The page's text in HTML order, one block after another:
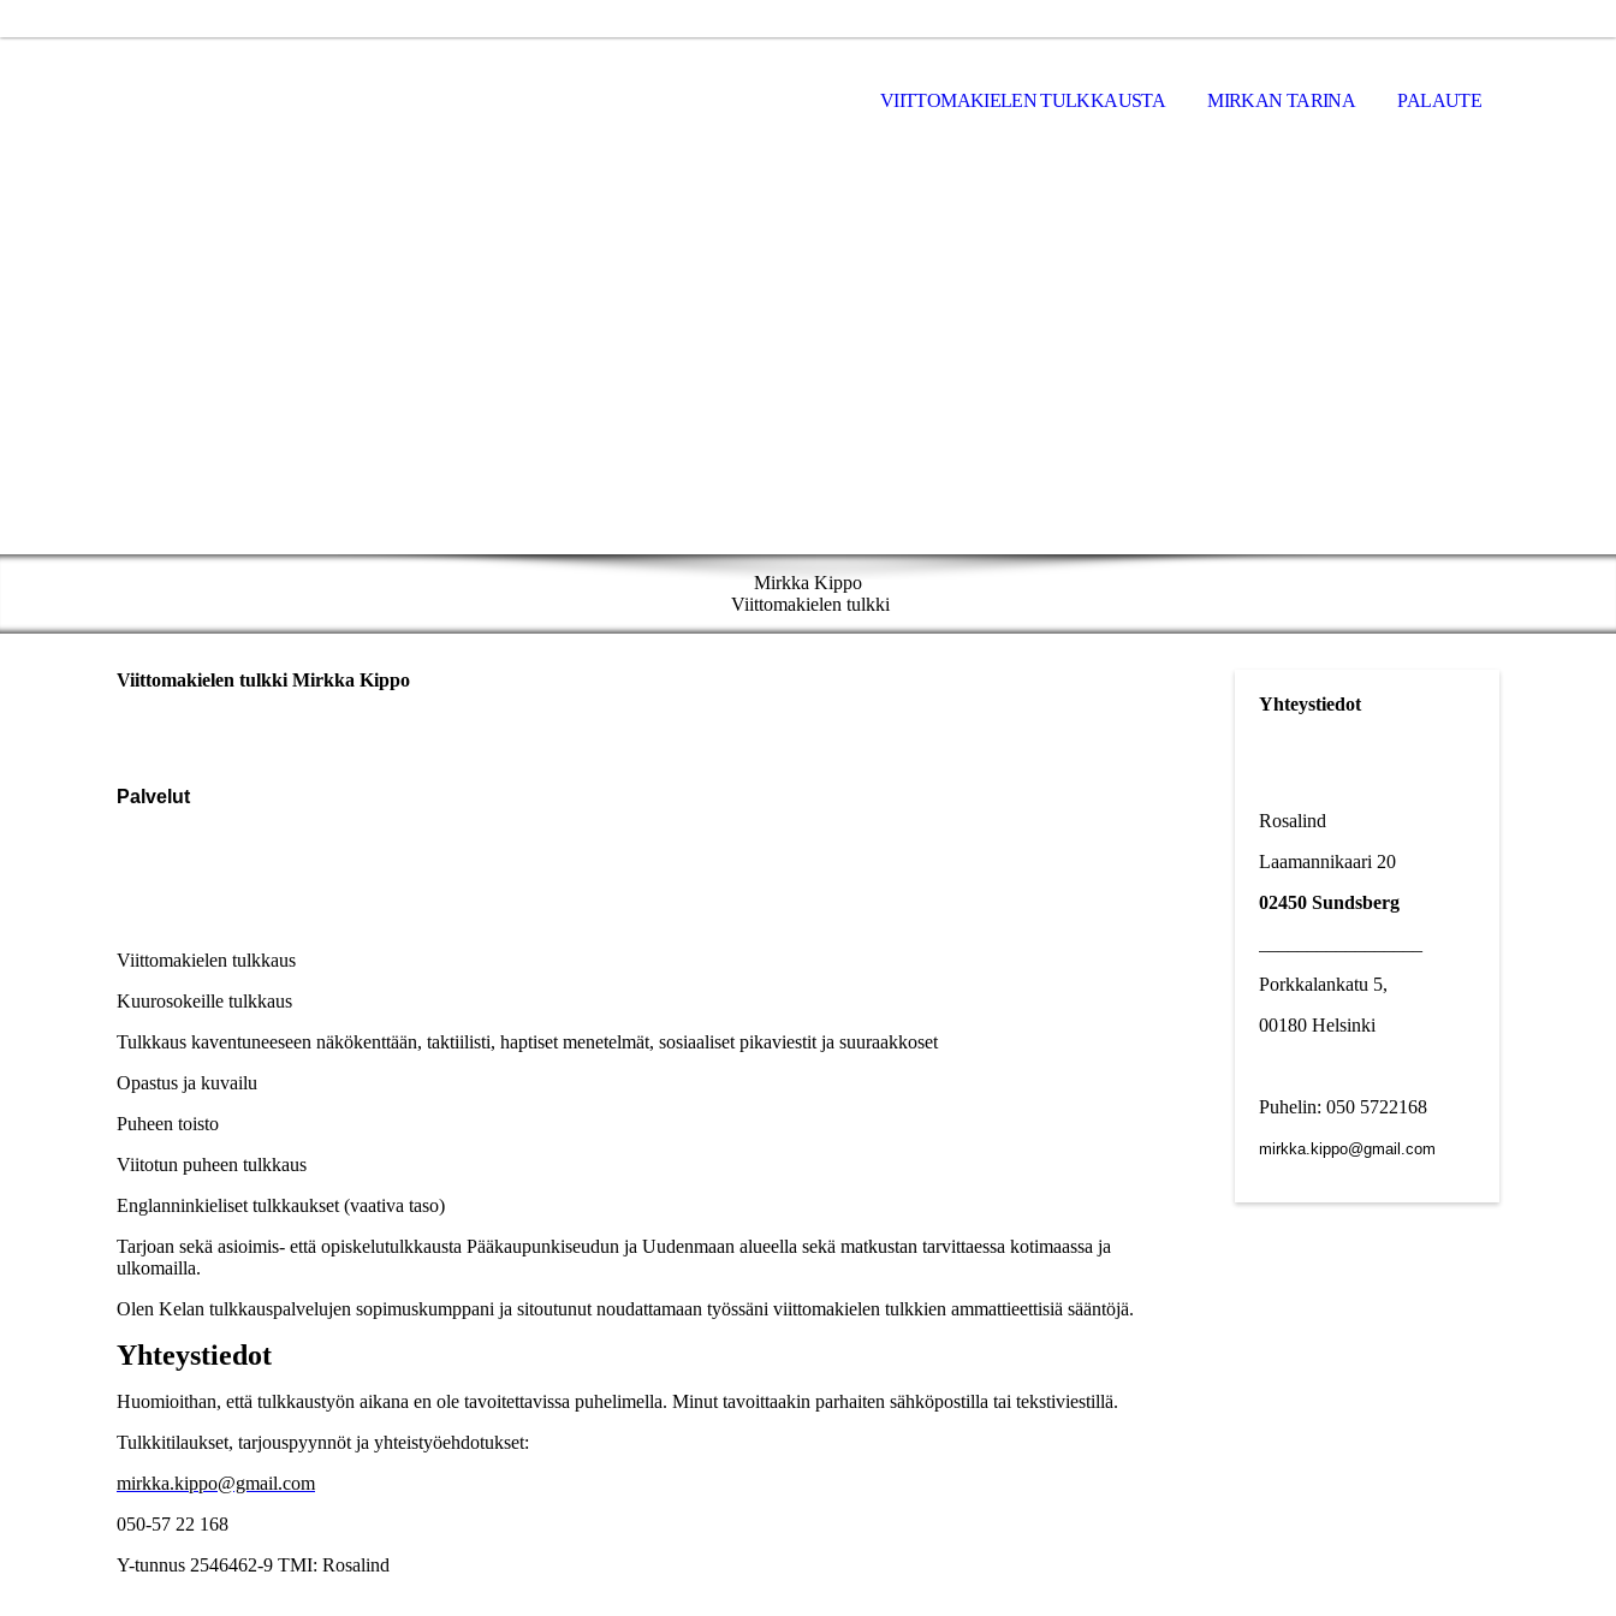
VIITTOMAKIELEN TULKKAUSTA MIRKAN TARINA PALAUTE
Mirkka Kippo
Viittomakielen tulkki
Viittomakielen tulkki Mirkka Kippo
Palvelut
Viittomakielen tulkkaus
Kuurosokeille tulkkaus
Tulkkaus kaventuneeseen näkökenttään, taktiilisti, haptiset menetelmät, sosiaaliset pikaviestit ja suuraakkoset
Opastus ja kuvailu
Puheen toisto
Viitotun puheen tulkkaus
Englanninkieliset tulkkaukset (vaativa taso)
Tarjoan sekä asioimis- että opiskelutulkkausta Pääkaupunkiseudun ja Uudenmaan alueella sekä matkustan tarvittaessa kotimaassa ja
ulkomailla.
Olen Kelan tulkkauspalvelujen sopimuskumppani ja sitoutunut noudattamaan työssäni viittomakielen tulkkien ammattieettisiä sääntöjä.
Yhteystiedot
Huomioithan, että tulkkaustyön aikana en ole tavoitettavissa puhelimella. Minut tavoittaakin parhaiten sähköpostilla tai tekstiviestillä.
Tulkkitilaukset, tarjouspyynnöt ja yhteistyöehdotukset:
mirkka.kippo@gmail.com
050-57 22 168
Y-tunnus 2546462-9 TMI: Rosalind
Yhteystiedot
Rosalind
Laamannikaari 20
02450 Sundsberg
Porkkalankatu 5,
00180 Helsinki
Puhelin: 050 5722168
mirkka.kippo@gmail.com